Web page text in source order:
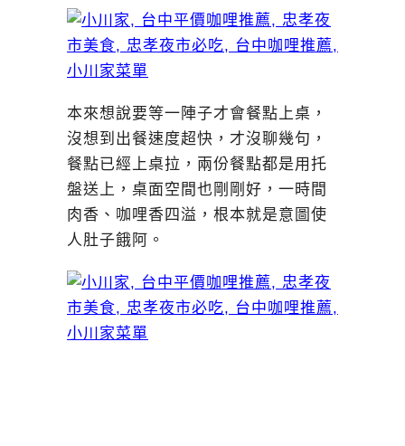
本來想說要等一陣子才會餐點上桌，
沒想到出餐速度超快，才沒聊幾句，
餐點已經上桌拉，兩份餐點都是用托
盤送上，桌面空間也剛剛好，一時間
肉香、咖哩香四溢，根本就是意圖使
人肚子餓阿。